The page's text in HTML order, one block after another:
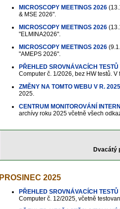
MICROSCOPY MEETINGS 2026
& MSE 2026".
MICROSCOPY MEETINGS 2026
"ELMINA2026".
MICROSCOPY MEETINGS 2026
"AMEPS 2026".
PŘEHLED SROVNÁVACÍCH
Computer č. 1/2026, bez HW testů.
ZMĚNY NA TOMTO WEBU V R. 2025
2025.
CENTRUM MONITOROVÁNÍ
archívy roku 2025 včetně všech
Dvacátý
PROSINEC 2025
PŘEHLED SROVNÁVACÍCH
Computer č. 12/2025, včetně